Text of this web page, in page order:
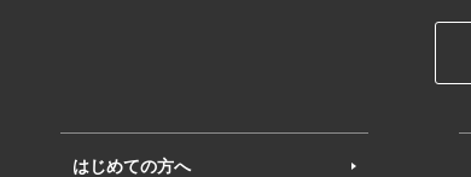
はじめての方へ